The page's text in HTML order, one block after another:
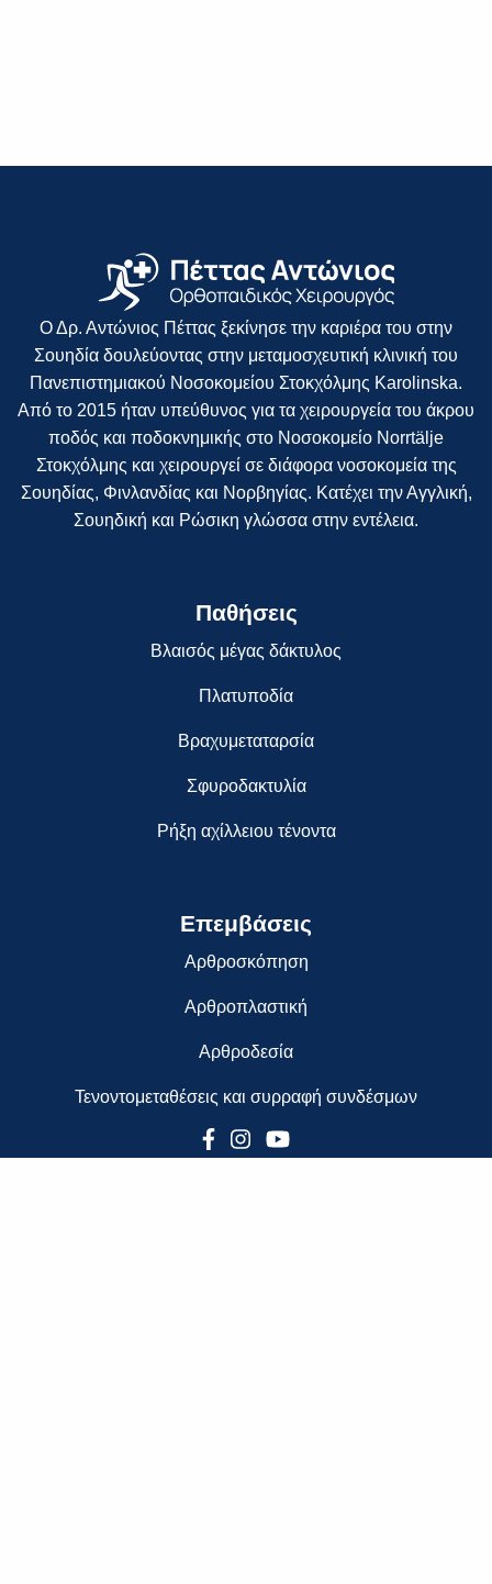
Ο Δρ. Αντώνιος Πέττας ξεκίνησε την καριέρα του στην
Σουηδία δουλεύοντας στην μεταμοσχευτική κλινική του
Πανεπιστημιακού Νοσοκομείου Στοκχόλμης Karolinska.
Από το 2015 ήταν υπεύθυνος για τα χειρουργεία του άκρου
ποδός και ποδοκνημικής στο Νοσοκομείο Norrtälje
Στοκχόλμης και χειρουργεί σε διάφορα νοσοκομεία της
Σουηδίας, Φινλανδίας και Νορβηγίας. Κατέχει την Αγγλική,
Σουηδική και Ρώσικη γλώσσα στην εντέλεια.
Παθήσεις
Βλαισός μέγας δάκτυλος
Πλατυποδία
Βραχυμεταταρσία
Σφυροδακτυλία
Ρήξη αχίλλειου τένοντα
Επεμβάσεις
Αρθροσκόπηση
Αρθροπλαστική
Αρθροδεσία
Τενοντομεταθέσεις και συρραφή συνδέσμων